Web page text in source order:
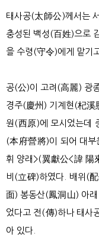
태사공(太師公)께서는
충성된 백성(百姓)으로
을 수령(守令)에게 맡기
공(公)이 고려(高麗) 광
경주(慶州) 기계현(杞溪
원(西原)에 모시었는데
(本府營將)이 되어 대
휘 양래>(翼獻公<諱 陽
비(立碑)하였다. 배위(
面) 봉동산(鳳洞山) 아
었다고 전(傳)하나 태사